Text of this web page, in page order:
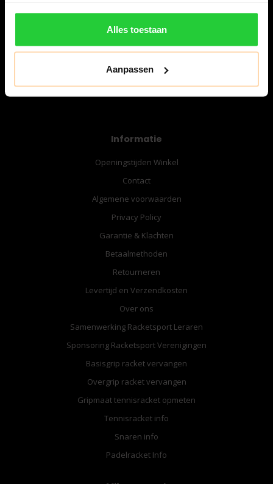
Alles toestaan
Aanpassen
06-57276080
info@bespanracket.nl
Informatie
Openingstijden Winkel
Contact
Algemene voorwaarden
Privacy Policy
Garantie & Klachten
Betaalmethoden
Retourneren
Levertijd en Verzendkosten
Over ons
Samenwerking Racketsport Leraren
Sponsoring Racketsport Verenigingen
Basisgrip racket vervangen
Overgrip racket vervangen
Gripmaat tennisracket opmeten
Tennisracket info
Snaren info
Padelracket Info